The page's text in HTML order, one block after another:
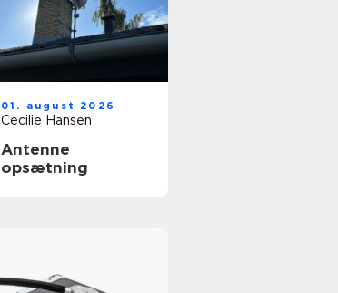
01. august 2026
Cecilie Hansen
Antenne
opsætning